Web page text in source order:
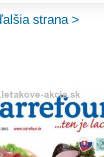
strana >